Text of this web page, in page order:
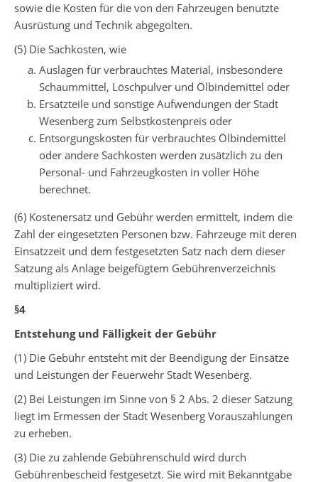
sowie die Kosten für die von den Fahrzeugen benutzte
Ausrüstung und Technik abgegolten.
(5) Die Sachkosten, wie
Auslagen für verbrauchtes Material, insbesondere
Schaummittel, Löschpulver und Ölbindemittel oder
Ersatzteile und sonstige Aufwendungen der Stadt
Wesenberg zum Selbstkostenpreis oder
Entsorgungskosten für verbrauchtes Ölbindemittel
oder andere Sachkosten werden zusätzlich zu den
Personal- und Fahrzeugkosten in voller Höhe
berechnet.
(6) Kostenersatz und Gebühr werden ermittelt, indem die
Zahl der eingesetzten Personen bzw. Fahrzeuge mit deren
Einsatzzeit und dem festgesetzten Satz nach dem dieser
Satzung als Anlage beigefügtem Gebührenverzeichnis
multipliziert wird.
§4
Entstehung und Fälligkeit der Gebühr
(1) Die Gebühr entsteht mit der Beendigung der Einsätze
und Leistungen der Feuerwehr Stadt Wesenberg.
(2) Bei Leistungen im Sinne von § 2 Abs. 2 dieser Satzung
liegt im Ermessen der Stadt Wesenberg Vorauszahlungen
zu erheben.
(3) Die zu zahlende Gebührenschuld wird durch
Gebührenbescheid festgesetzt. Sie wird mit Bekanntgabe